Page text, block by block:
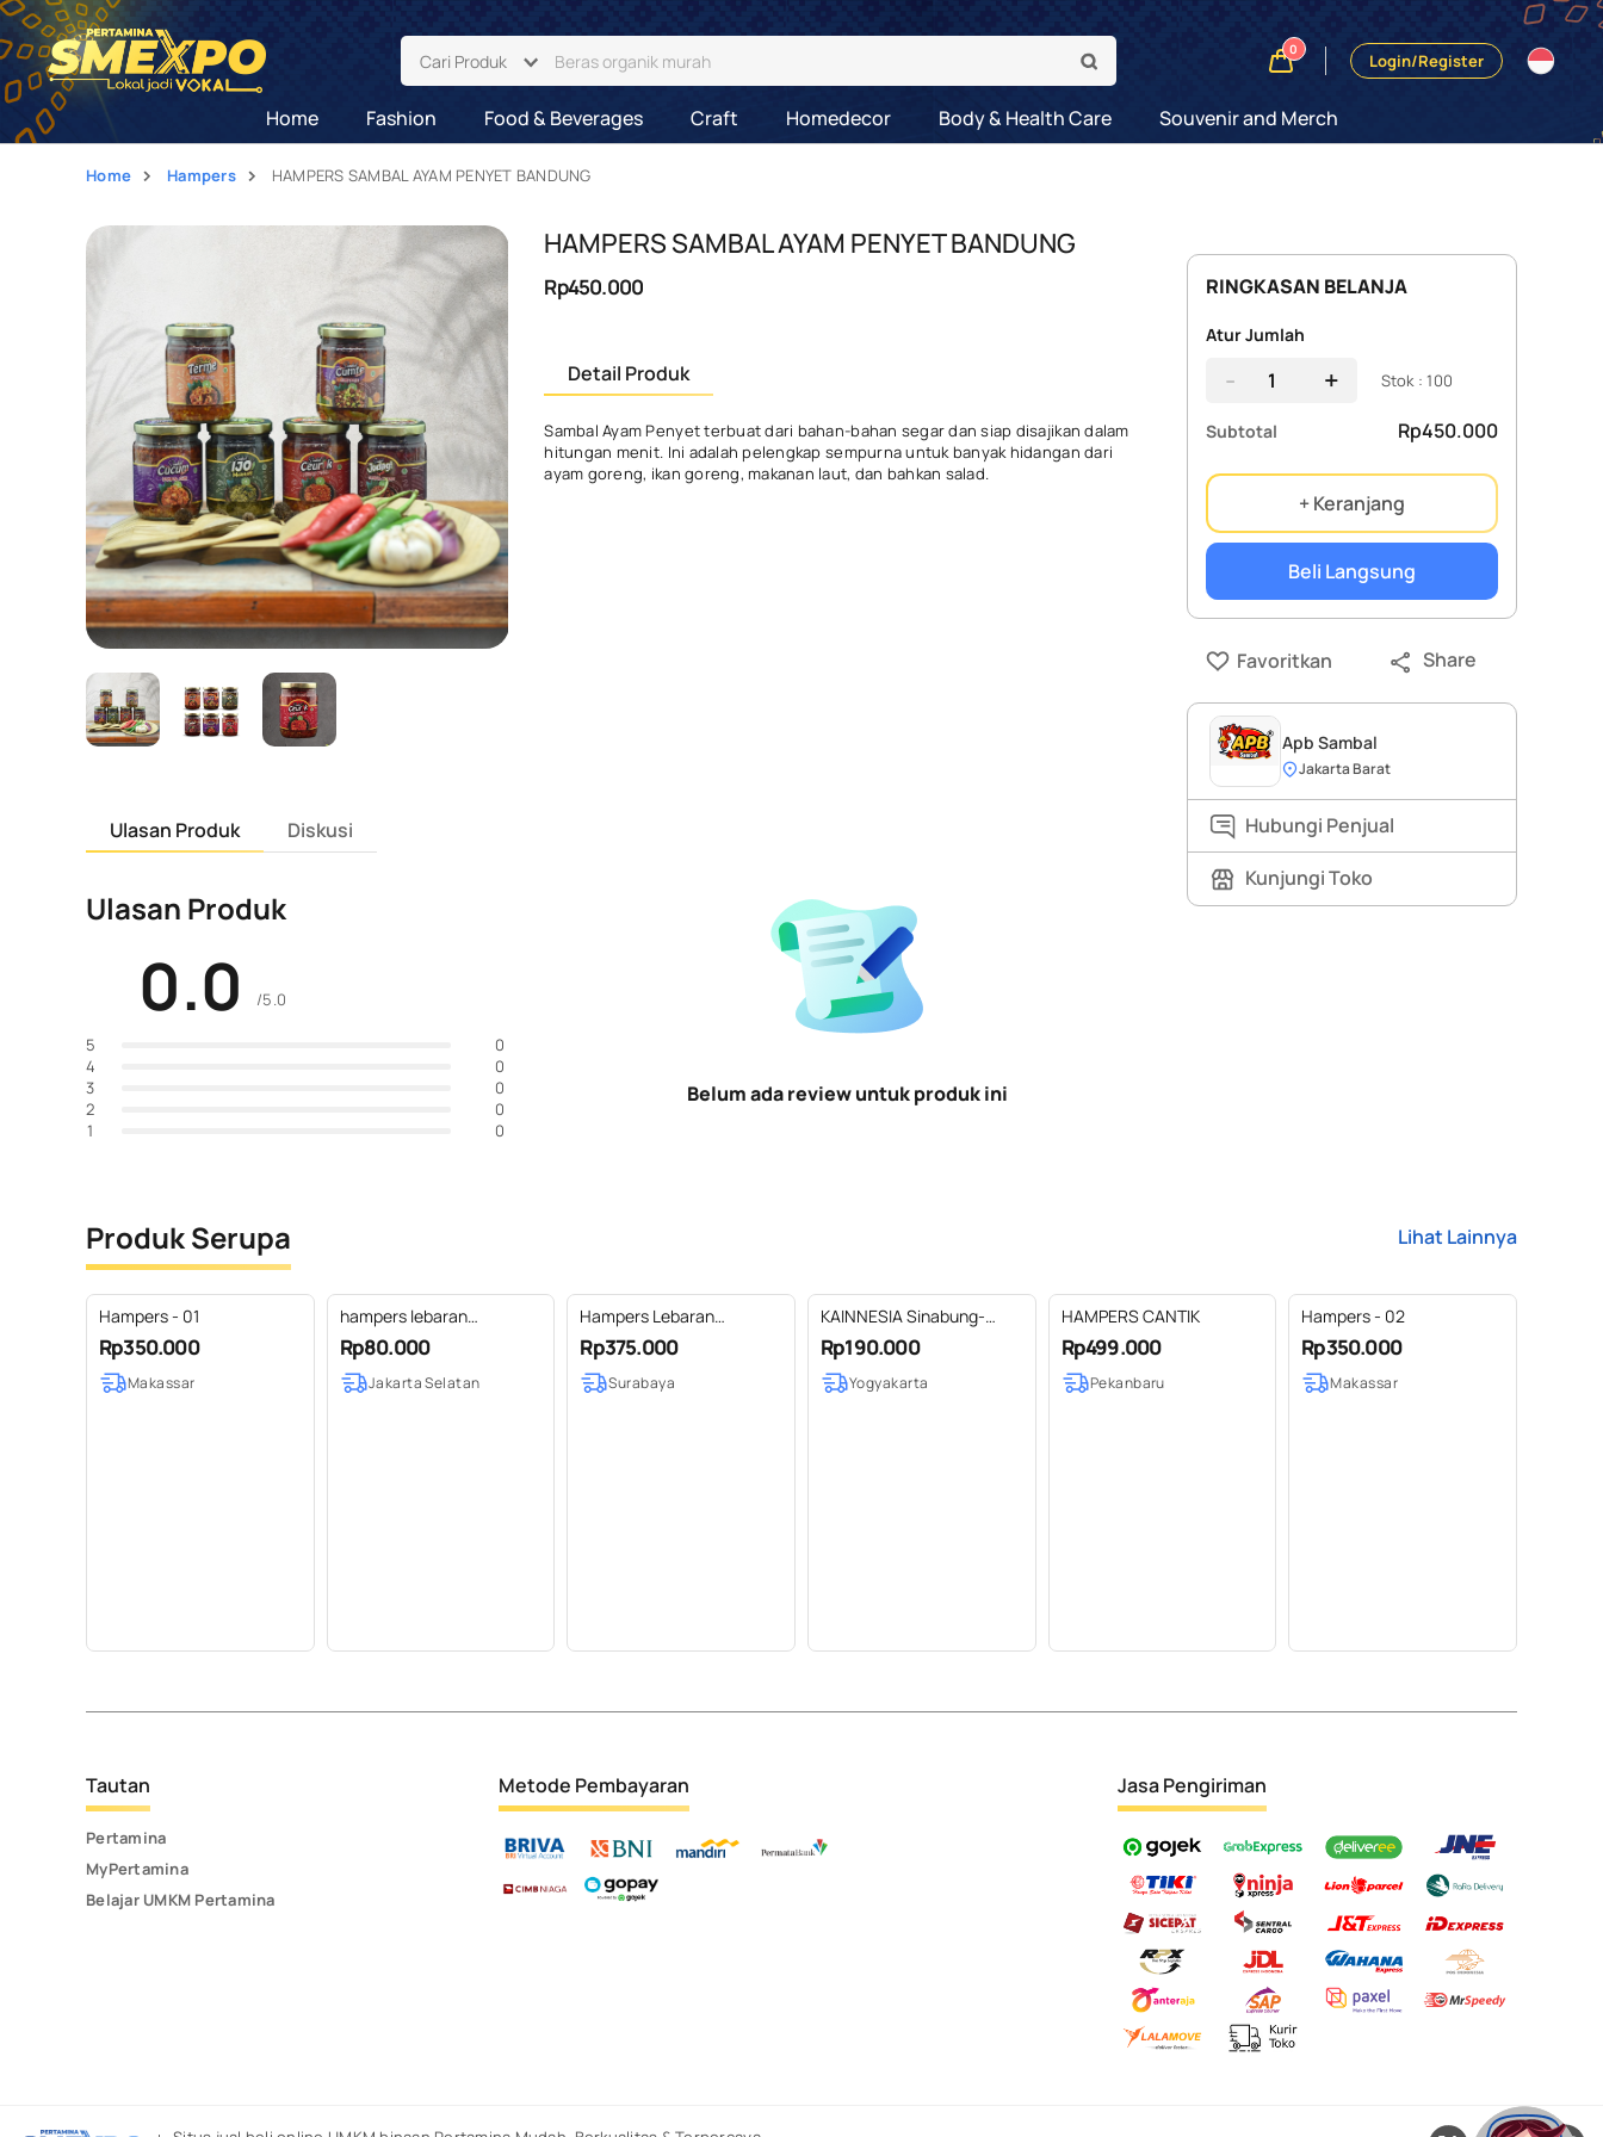
Cari Produk
0
Login/Register
Home Fashion Food & Beverages Craft Homedecor Body & Health Care Souvenir and Merch
Home Hampers HAMPERS SAMBAL AYAM PENYET BANDUNG
HAMPERS SAMBAL AYAM PENYET BANDUNG
Rp450.000
Detail Produk
Sambal Ayam Penyet terbuat dari bahan-bahan segar dan siap disajikan dalam
hitungan menit. Ini adalah pelengkap sempurna untuk banyak hidangan dari
ayam goreng, ikan goreng, makanan laut, dan bahkan salad.
Ulasan Produk Diskusi
Ulasan Produk
0.0 /5.0
5
0
4
0
3
0
2
0
1
0
Belum ada review untuk produk ini
RINGKASAN BELANJA
Atur Jumlah
- + Stok : 100
Subtotal Rp450.000
+ Keranjang
Beli Langsung
Favoritkan Share
Apb Sambal
Jakarta Barat
Hubungi Penjual
Kunjungi Toko
Produk Serupa Lihat Lainnya
Hampers - 01
Rp350.000
Makassar
hampers lebaran
ekonomis
Rp80.000
Jakarta Selatan
Hampers Lebaran
Premium-Kareem Package
Rp375.000
Surabaya
KAINNESIA Sinabung-
Souvenir Hampers
Pernikahan Birthday Gift
Graduation Gift Birthday
Rp190.000
Yogyakarta
HAMPERS CANTIK
Rp499.000
Pekanbaru
Hampers - 02
Rp350.000
Makassar
Tautan
Pertamina
MyPertamina
Belajar UMKM Pertamina
Metode Pembayaran Jasa Pengiriman